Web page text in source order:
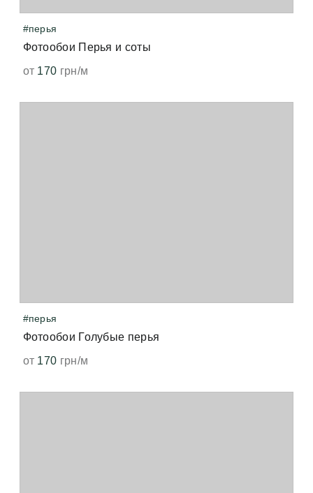
#перья
Фотообои Перья и соты
от 170 грн/м
#перья
Фотообои Голубые перья
от 170 грн/м